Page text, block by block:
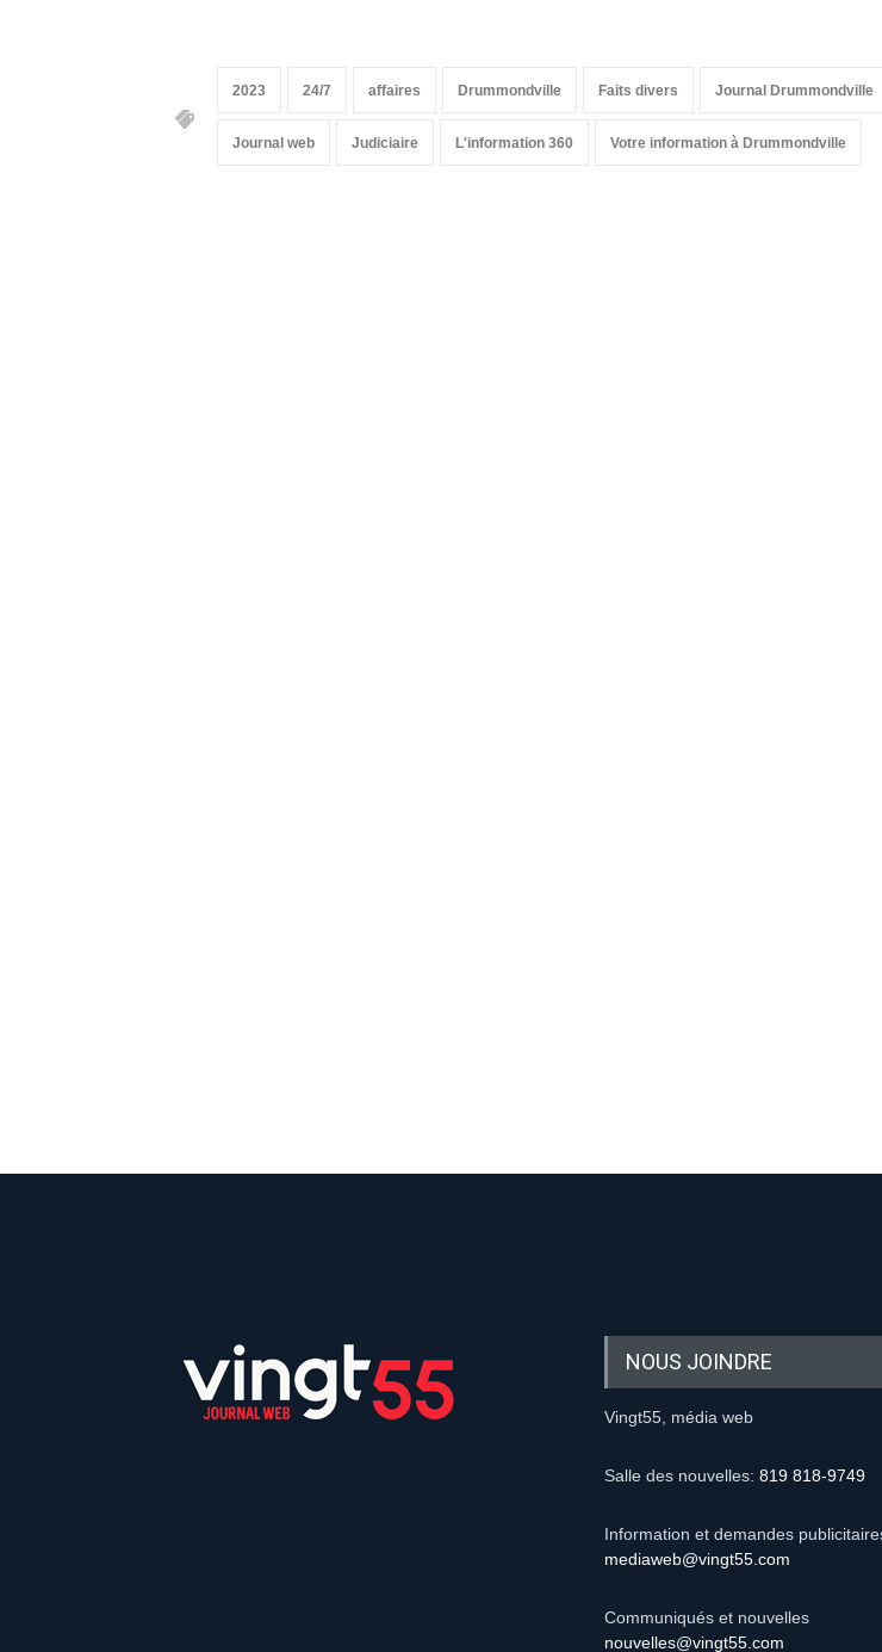
2023 24/7 affaires Drummondville Faits divers Journal Drummondville
Journal web Judiciaire L'information 360 Votre information à Drummondville
NOUS JOINDRE
Vingt55, média web
Salle des nouvelles: 819 818-9749
Information et demandes
mediaweb@vingt55.com
Communiqués et nouvelles
nouvelles@vingt55.com